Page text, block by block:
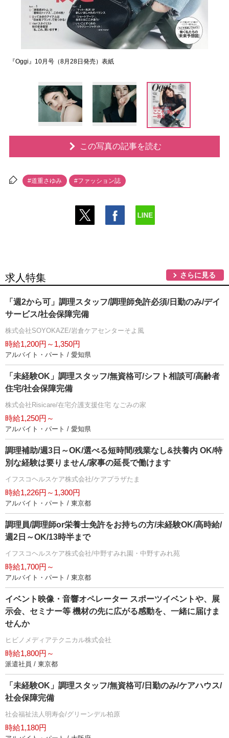
『Oggi』10月号（8月28日発売）表紙
この写真の記事を読む
#道重さゆみ #ファッション誌
求人特集 さらに見る
「週2から可」調理スタッフ/調理師免許必須/日勤のみ/デイ
サービス/社会保障完備
株式会社SOYOKAZE/岩倉ケアセンターそよ風
時給1,200円～1,350円
アルバイト・パート / 愛知県
「未経験OK」調理スタッフ/無資格可/シフト相談可/高齢者
住宅/社会保障完備
株式会社Risicare/在宅介護支援住宅 なごみの家
時給1,250円～
アルバイト・パート / 愛知県
調理補助/週3日～OK/選べる短時間/残業なし&扶養内 OK/特
別な経験は要りません/家事の延長で働けます
イフスコヘルスケア株式会社/ケアプラザたま
時給1,226円～1,300円
アルバイト・パート / 東京都
調理員/調理師or栄養士免許をお持ちの方/未経験OK/高時給/
週2日～OK/13時半まで
イフスコヘルスケア株式会社/中野すみれ園・中野すみれ苑
時給1,700円～
アルバイト・パート / 東京都
イベント映像・音響オペレーター スポーツイベントや、展
示会、セミナー等 機材の先に広がる感動を、一緒に届けま
せんか
ヒビノメディアテクニカル株式会社
時給1,800円～
派遣社員 / 東京都
「未経験OK」調理スタッフ/無資格可/日勤のみ/ケアハウス/
社会保障完備
社会福祉法人明寿会/グリーンデル柏原
時給1,180円